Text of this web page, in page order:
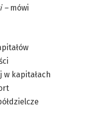
– mówi
w kapitałach